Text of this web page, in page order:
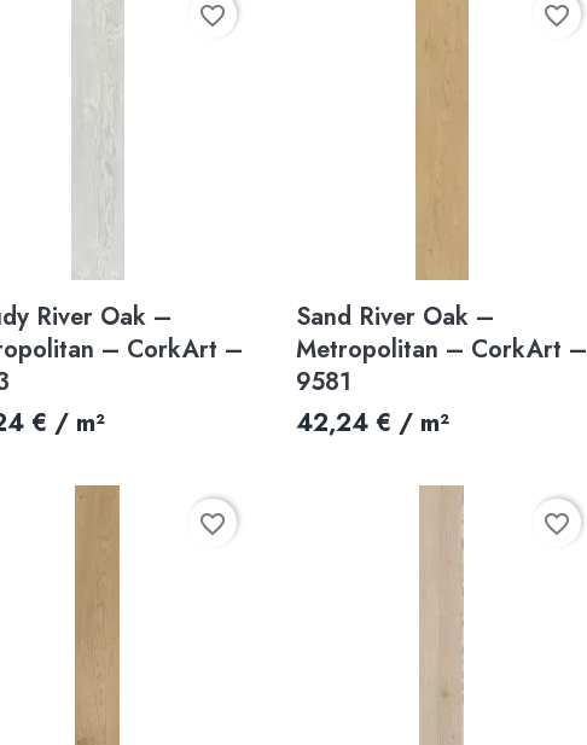
Aperçu rapide
River Oak –
– CorkArt –
€ / m²
favorite_border
Aperçu rapide
Sand River Oak –
Metropolitan – CorkArt –
9581
42,24 € / m²
favorite_border
favorite_border favorite_border